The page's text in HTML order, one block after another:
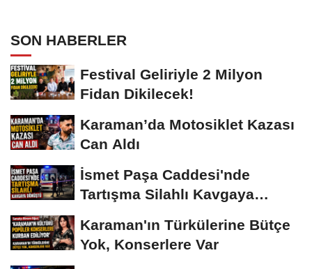
SON HABERLER
Festival Geliriyle 2 Milyon
Fidan Dikilecek!
Karaman’da Motosiklet Kazası
Can Aldı
İsmet Paşa Caddesi'nde
Tartışma Silahlı Kavgaya
Karaman'ın Türkülerine Bütçe
Yok, Konserlere Var